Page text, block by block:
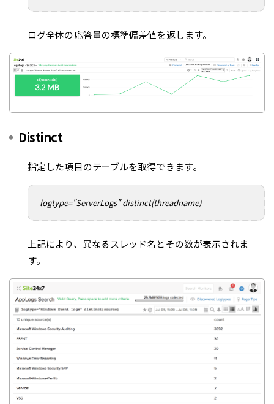
ログ全体の応答量の標準偏差値を返します。
Distinct
指定した項目のテーブルを取得できます。
logtype="ServerLogs" distinct(threadname)
上記により、異なるスレッド名とその数が表示されま
す。